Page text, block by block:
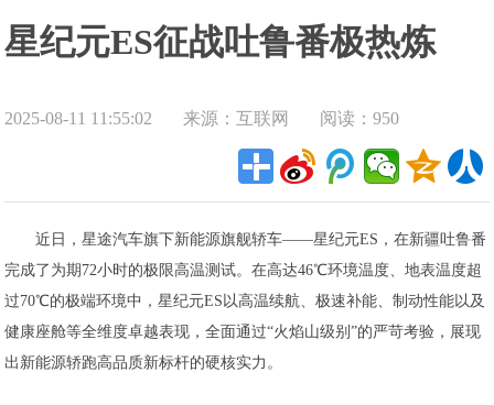
星纪元ES征战吐鲁番极热炼
狱，硬核实力无惧高温考验
2025-08-11 11:55:02 来源：互联网 阅读：950
近日，星途汽车旗下新能源旗舰轿车——星纪元ES，在新疆吐鲁番
完成了为期72小时的极限高温测试。在高达46℃环境温度、地表温度超
过70℃的极端环境中，星纪元ES以高温续航、极速补能、制动性能以及
健康座舱等全维度卓越表现，全面通过“火焰山级别”的严苛考验，展现
出新能源轿跑高品质新标杆的硬核实力。